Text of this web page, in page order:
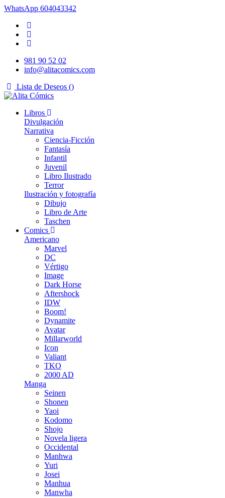
WhatsApp 604043342
981 90 52 02
info@alitacomics.com
Lista de Deseos ()
Libros
Divulgación
Narrativa
Ciencia-Ficción
Fantasía
Infantil
Juvenil
Libro Ilustrado
Terror
Ilustración y fotografía
Dibujo
Libro de Arte
Taschen
Comics
Americano
Marvel
DC
Vértigo
Image
Dark Horse
Aftershock
IDW
Boom!
Dynamite
Avatar
Millarworld
Icon
Valiant
TKO
2000 AD
Manga
Seinen
Shonen
Yaoi
Kodomo
Shojo
Novela ligera
Occidental
Manhwa
Yuri
Josei
Manhua
Manwha